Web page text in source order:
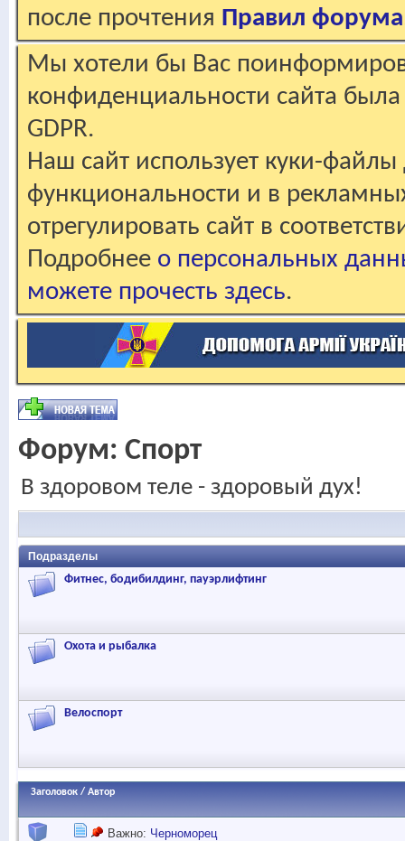
после прочтения Правил форума
Мы хотели бы Вас
конфиденциальности сайта
GDPR.
Наш сайт использует куки-файлы
функциональности и в
отрегулировать сайт в
Подробнее о персональных
можете прочесть здесь.
Форум: Спорт
В здоровом теле - здоровый дух!
Подразделы
Фитнес, бодибилдинг, пауэрлифтинг
Охота и рыбалка
Велоспорт
Заголовок / Автор
Важно: Черноморец